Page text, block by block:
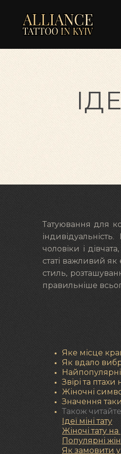
Татуювання для
чоловіки і
статі важливий як
стиль,
правильніше
Яке місце
Як вдало
Звірі та птахи
Жіночні
Значення
Також читайте
Ідеї міні тату
Жіночі тату на
Популярні
Як замовити